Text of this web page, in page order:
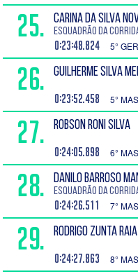
25. CARINA DA SILVA
Esquadrão da
0:23:48.824 5°
26. GUILHERME SILVA
0:23:52.458 5°
27. ROBSON RONI SILVA
0:24:05.898 6°
28. DANILO BARROSO
Esquadrão da
0:24:26.511 7°
29. RODRIGO ZUNTA RAIA
0:24:27.863 8°